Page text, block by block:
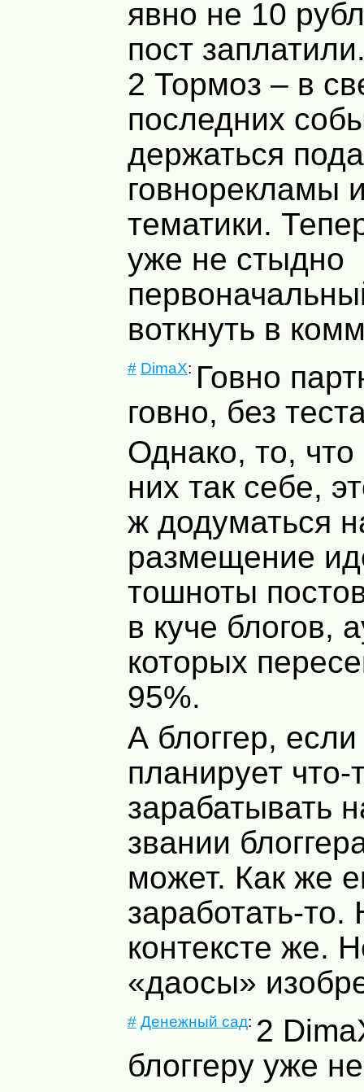
явно не 10
пост
2 Тормоз – в
последних
держаться
тематики.
уже не стыдно
воткнуть в
# DimaX: Говно
говно, без
Однако, то,
них так себе,
ж додуматься
размещение
тошноты
в куче блогов,
которых
95%.
А блоггер,
планирует что-
зарабатывать
звании
может. Как же
заработать-то.
контексте же.
«даосы»
# Денежный сад: 2
блоггеру уже